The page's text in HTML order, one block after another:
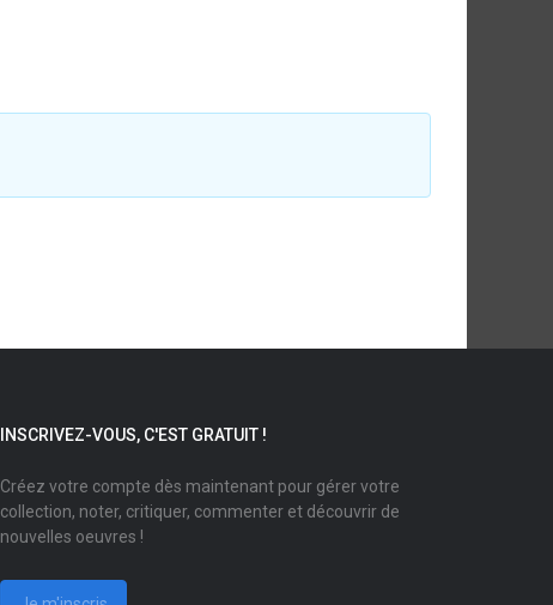
INSCRIVEZ-VOUS, C'EST GRATUIT !
Créez votre compte dès maintenant pour gérer votre
collection, noter, critiquer, commenter et découvrir de
nouvelles oeuvres !